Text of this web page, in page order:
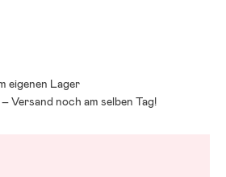
eigenen Lager
Versand noch am selben Tag!